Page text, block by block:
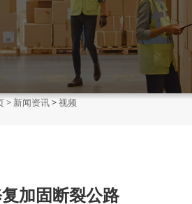
> 新闻资讯>视频
加固断裂公路